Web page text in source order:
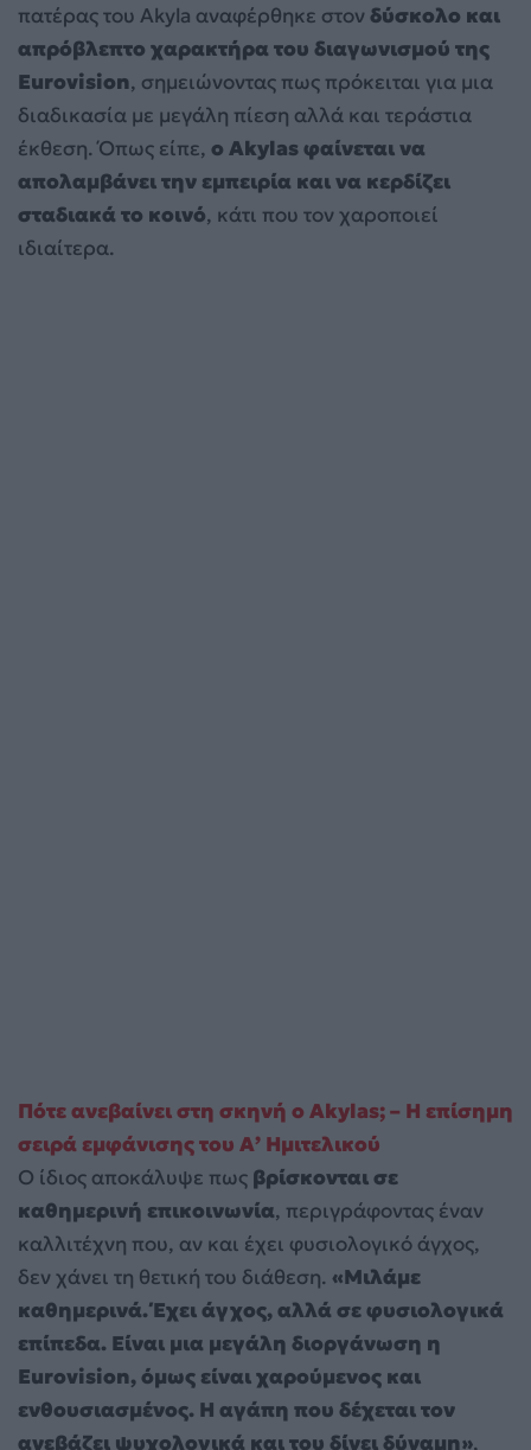
πατέρας του Akyla αναφέρθηκε στονδύσκολο και
απρόβλεπτο χαρακτήρα του διαγωνισμού της
Eurovision, σημειώνοντας πως πρόκειται για μια
διαδικασία με μεγάλη πίεση αλλά και τεράστια
έκθεση. Όπως είπε, ο Akylas φαίνεται να
απολαμβάνει την εμπειρία και να κερδίζει
σταδιακά το κοινό, κάτι που τον χαροποιεί
ιδιαίτερα.
Πότε ανεβαίνει στη σκηνή ο Akylas; – Η επίσημη
σειρά εμφάνισης του Α’ Ημιτελικού
Ο ίδιος αποκάλυψε πως βρίσκονται σε
καθημερινή επικοινωνία, περιγράφοντας έναν
καλλιτέχνη που, αν και έχει φυσιολογικό άγχος,
δεν χάνει τη θετική του διάθεση. «Μιλάμε
καθημερινά. Έχει άγχος, αλλά σε φυσιολογικά
επίπεδα. Είναι μια μεγάλη διοργάνωση η
Eurovision, όμως είναι χαρούμενος και
ενθουσιασμένος. Η αγάπη που δέχεται τον
ανεβάζει ψυχολογικά και του δίνει δύναμη»,